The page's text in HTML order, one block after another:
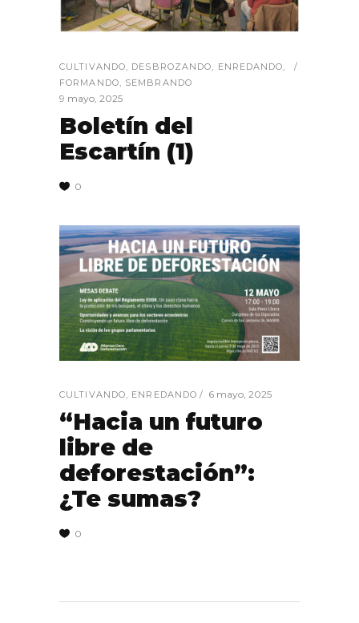
CULTIVANDO, DESBROZANDO, ENREDANDO,
FORMANDO, SEMBRANDO
9 mayo, 2025
Boletín del
Escartín (1)
0
CULTIVANDO, ENREDANDO 6 mayo, 2025
“Hacia un futuro
libre de
deforestación”:
¿Te sumas?
0